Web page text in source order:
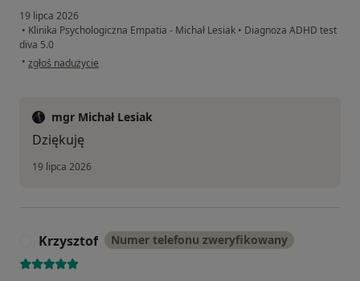
19 lipca 2026
• Klinika Psychologiczna Empatia - Michał Lesiak • Diagnoza ADHD test
diva 5.0
• w opinii użytkownika Anna
zgłoś nadużycie
mgr Michał Lesiak
Dziękuję
19 lipca 2026
Krzysztof Numer telefonu zweryfikowany